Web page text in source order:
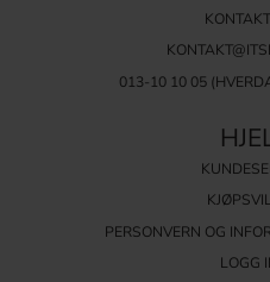
013-10 10 05
PERSONVERN OG
LOGG